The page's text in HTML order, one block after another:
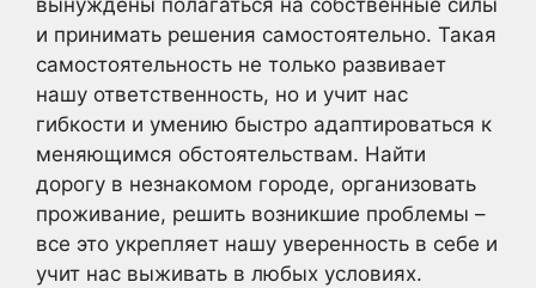
вынуждены полагаться на собственные силы
и принимать решения самостоятельно. Такая
самостоятельность не только развивает
нашу ответственность, но и учит нас
гибкости и умению быстро адаптироваться к
меняющимся обстоятельствам. Найти
дорогу в незнакомом городе, организовать
проживание, решить возникшие проблемы –
все это укрепляет нашу уверенность в себе и
учит нас выживать в любых условиях.